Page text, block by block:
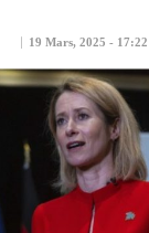
19 Mars, 2025 - 17:22